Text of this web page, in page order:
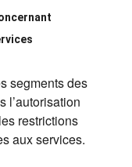
segments des
l’autorisation
restrictions
aux services.